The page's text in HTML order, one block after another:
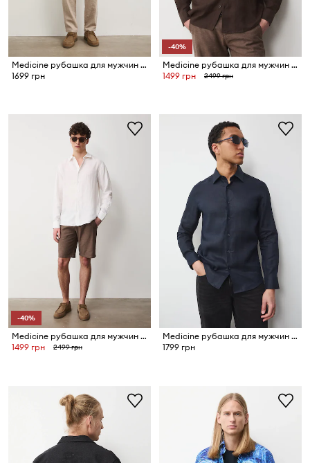
Medicine рубашка для мужчин из льна
1699 грн
-40%
Medicine рубашка для мужчин из льна
1499 грн
2499 грн
-40%
Medicine рубашка для мужчин из льна
1499 грн
2499 грн
Medicine рубашка для мужчин из льна
1799 грн